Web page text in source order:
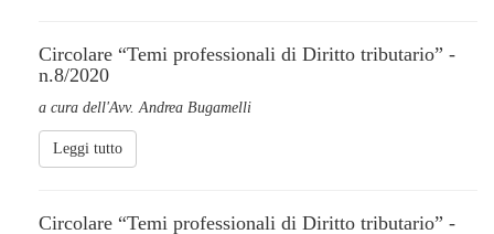
Circolare “Temi professionali di Diritto tributario” -
n.8/2020
a cura dell'Avv. Andrea Bugamelli
Leggi tutto
Circolare “Temi professionali di Diritto tributario” -